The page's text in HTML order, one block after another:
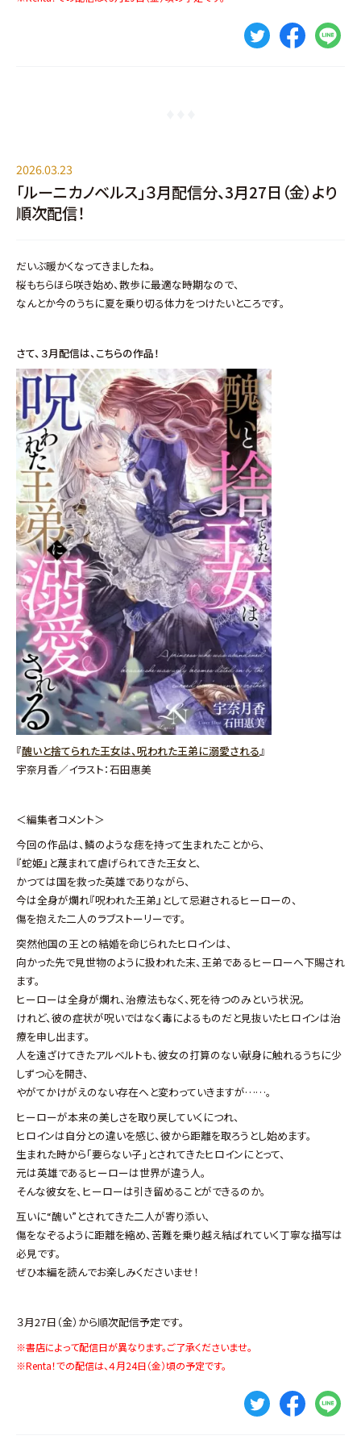
2026.03.23
「ルーニカノベルス」３月配信分、3月27日（金）より
順次配信！
だいぶ暖かくなってきましたね。
桜もちらほら咲き始め、散歩に最適な時期なので、
なんとか今のうちに夏を乗り切る体力をつけたいところです。
さて、３月配信は、こちらの作品！
『醜いと捨てられた王女は、呪われた王弟に溺愛される』
宇奈月香／イラスト：石田惠美
＜編集者コメント＞
今回の作品は、鱗のような痣を持って生まれたことから、
『蛇姫』と蔑まれて虐げられてきた王女と、
かつては国を救った英雄でありながら、
今は全身が爛れ『呪われた王弟』として忌避されるヒーローの、
傷を抱えた二人のラブストーリーです。
突然他国の王との結婚を命じられたヒロインは、
向かった先で見世物のように扱われた末、王弟であるヒーローへ下賜され
ます。
ヒーローは全身が爛れ、治療法もなく、死を待つのみという状況。
けれど、彼の症状が呪いではなく毒によるものだと見抜いたヒロインは治
療を申し出ます。
人を遠ざけてきたアルベルトも、彼女の打算のない献身に触れるうちに少
しずつ心を開き、
やがてかけがえのない存在へと変わっていきますが……。
ヒーローが本来の美しさを取り戻していくにつれ、
ヒロインは自分との違いを感じ、彼から距離を取ろうとし始めます。
生まれた時から「要らない子」とされてきたヒロインにとって、
元は英雄であるヒーローは世界が違う人。
そんな彼女を、ヒーローは引き留めることができるのか。
互いに“醜い”とされてきた二人が寄り添い、
傷をなぞるように距離を縮め、苦難を乗り越え結ばれていく丁寧な描写は
必見です。
ぜひ本編を読んでお楽しみくださいませ！
３月27日（金）から順次配信予定です。
※書店によって配信日が異なります。ご了承くださいませ。
※Renta！での配信は、４月24日（金）頃の予定です。